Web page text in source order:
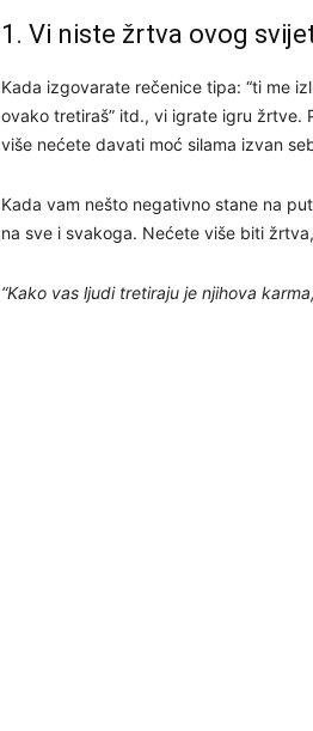
1. Vi niste žrtva ovog
Kada izgovarate rečenice tipa: “ti me
ovako tretiraš” itd., vi igrate igru žrtve.
više nećete davati moć silama izvan
Kada vam nešto negativno stane na
na sve i svakoga. Nećete više biti
“Kako vas ljudi tretiraju je njihova